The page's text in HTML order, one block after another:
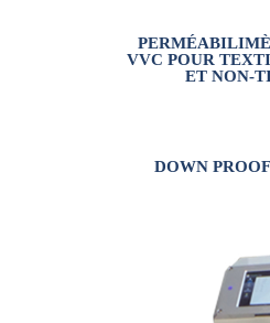
VVC POUR
ET NON-
DOWN